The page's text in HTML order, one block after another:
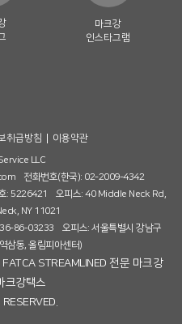
마크강
인스타그램
취급방침 이용약관
LLC
전화번호(한국): 02-2009-4342
: 5226421 오피스: 40 Middle Neck Rd,
NY 11021
86-03233 오피스: 서울특별시 강남구
삼동, 올림피아센터)
STREAMLINED 전문 마크강
크강택스